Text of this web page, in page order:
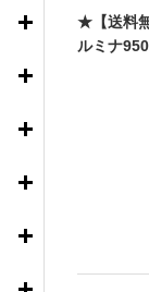
★【送料
ルミナ